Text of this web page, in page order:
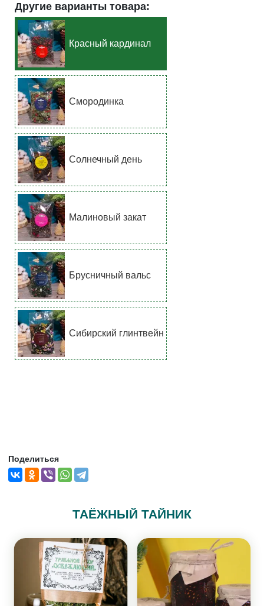
Другие варианты товара:
Красный кардинал
Смородинка
Солнечный день
Малиновый закат
Брусничный вальс
Сибирский глинтвейн
Поделиться
ТАЁЖНЫЙ ТАЙНИК